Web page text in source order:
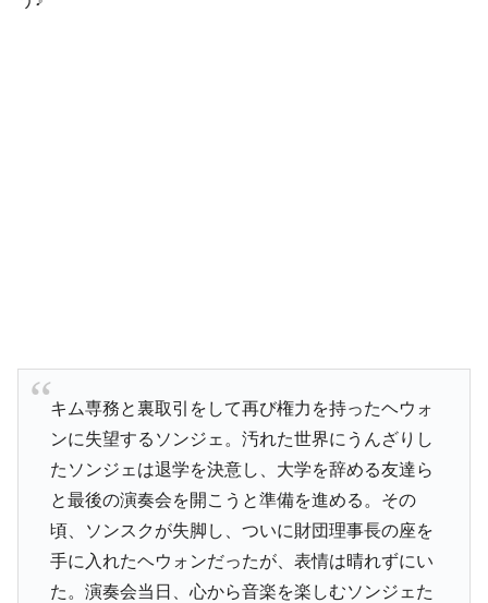
キム専務と裏取引をして再び権力を持ったヘウォ
ンに失望するソンジェ。汚れた世界にうんざりし
たソンジェは退学を決意し、大学を辞める友達ら
と最後の演奏会を開こうと準備を進める。その
頃、ソンスクが失脚し、ついに財団理事長の座を
手に入れたヘウォンだったが、表情は晴れずにい
た。演奏会当日、心から音楽を楽しむソンジェた